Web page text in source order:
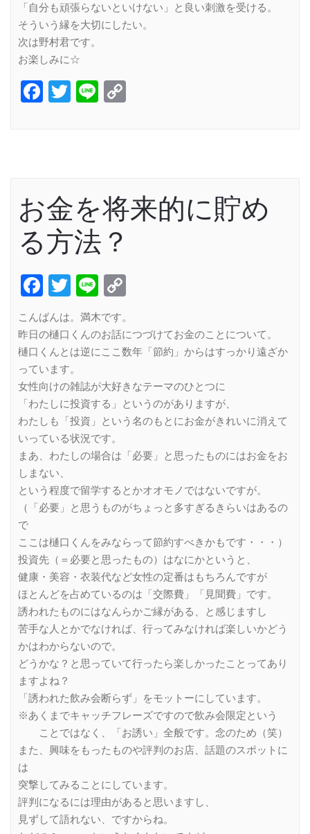
「自分も頑張らないといけない」と良い刺激を受ける。
そういう縁を大切にしたい。
次は野村君です。
お楽しみに☆
Facebook
Twitter
Line
お金を将来的に貯め
る方法？
Facebook
Twitter
Line
こんばんは。満木です。
昨日の樋口くんのお話につづけてお金のことについて。
樋口くんとは逆にここ数年「節約」からはすっかり遠ざか
っています。
女性向けの雑誌が大好きなテーマのひとつに
「わたしに投資する」というのがありますが、
わたしも「投資」という名のもとにお金がきれいに消えて
いっている状況です。
まあ、わたしの場合は「必要」と思ったものにはお金をお
しまない、
という程度で留学するとかオオモノではないですが。
（「必要」と思うものがちょっと多すぎるきらいはあるの
で
ここは樋口くんをみならって節約すべきかもです・・・）
投資先（＝必要と思ったもの）はなにかというと、
健康・美容・衣装代など女性の定番はもちろんですが
ほとんどを占めているのは「交際費」「見聞費」です。
誘われたものにはなんらかご縁がある、と感じますし
苦手な人とかでなければ、行ってみなければ楽しいかどう
かはわからないので。
どうかな？と思っていて行ったら楽しかったことってあり
ますよね？
「誘われた飲み会断らず」をモットーにしています。
※あくまでキャッチフレーズですので飲み会限定という
ことではなく、「お誘い」全般です。念のため（笑）
また、興味をもったものや評判のお店、話題のスポットに
は
突撃してみることにしています。
評判になるには理由があると思いますし、
見ずして語れない、ですからね。